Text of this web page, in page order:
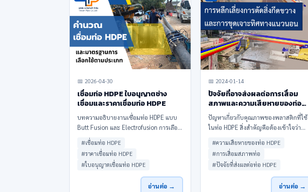
📅 2026-04-30
เชื่อมท่อ HDPE ใบอนุญาตช่าง
เชื่อมและราคาเชื่อมท่อ HDPE
บทความอธิบายงานเชื่อมท่อ HDPE แบบ
Butt Fusion และ Electrofusion การเลือก
ช่างเชื่อมท่อ HDPE ใบรับรองฝีมือช่าง
แนวทางคิดราคาเชื่อมท่อ HDPE ปัจจัยที่มี
ผลต่อราคา และข้อควรตรวจสอบก่อนจ้าง
งานเชื่อมท่อ HDPE โดยตะวันไพพ์
#เชื่อมท่อ HDPE
#ราคาเชื่อมท่อ HDPE
#ใบอนุญาตเชื่อมท่อ HDPE
อ่านต่อ →
📅 2024-01-14
ปัจจัยที่อาจส่งผลต่อการเสื่อม
สภาพและความเสียหายของท่อ
HDPE
ปัญหาเกี่ยวกับคุณภาพของพลาสติกที่ใช้
ในท่อ HDPE สิ่งสำคัญคือต้องเข้าใจว่า
ประสิทธิภาพของท่อ HDPE ขึ้นอยู่กับ
คุณภาพและคุณสมบัติของเรซิน HDPE ที่
ใช้ในการผลิต คุณภาพของเรซิน HDPE
เป็นสิ่งสำคัญยิ่ง HDPE มีเ
#ความเสียหายของท่อ HDPE
#การเสื่อมสภาพท่อ
#ปัจจัยที่ส่งผลต่อท่อ HDPE
อ่านต่อ →